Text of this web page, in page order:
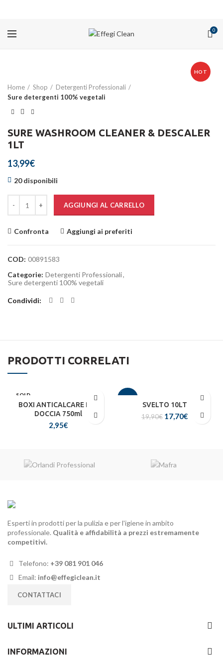
0
HOT
Home Shop
Detergenti Professionali
Sure detergenti 100% vegetali
SURE WASHROOM CLEANER & DESCALER
1LT
13,99€
20 disponibili
AGGIUNGI AL CARRELLO
Confronta Aggiungi ai preferiti
COD: 00891583
Categorie: Detergenti Professionali,
Sure detergenti 100% vegetali
Condividi
PRODOTTI CORRELATI
SOLD
BOXI ANTICALCARE PER
DOCCIA 750ml
2,95€
SVELTO 10LT
19,90€
Il prezzo
17,70€
Il
Esperti in prodotti per la pulizia e per l'igiene in ambito
professionale. Qualità e affidabilità a prezzi estremamente
competitivi.
Telefono: +39 081 901 046
Email: info@effegiclean.it
CONTATTACI
ULTIMI ARTICOLI
INFORMAZIONI